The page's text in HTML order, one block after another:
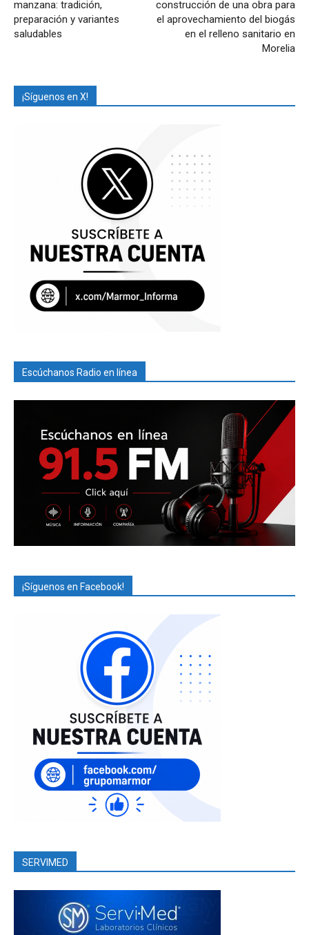
manzana: tradición,
preparación y variantes
saludables
construcción de una obra para
el aprovechamiento del biogás
en el relleno sanitario en
Morelia
¡Síguenos en X!
Escúchanos Radio en línea
¡Síguenos en Facebook!
SERVIMED